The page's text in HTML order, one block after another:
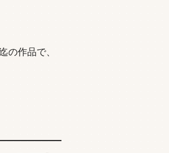
の作品で、